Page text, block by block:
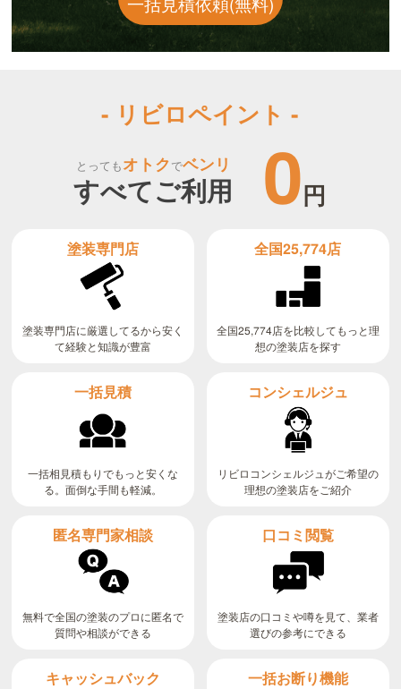
- リビロペイント -
とってもオトクでベンリ
すべてご利用 0円
塗装専門店
塗装専門店に厳選してるから安く
て経験と知識が豊富
全国25,774店
全国25,774店を比較してもっと理
想の塗装店を探す
一括見積
一括相見積もりでもっと安くな
る。面倒な手間も軽減。
コンシェルジュ
リビロコンシェルジュがご希望の
理想の塗装店をご紹介
匿名専門家相談
無料で全国の塗装のプロに匿名で
質問や相談ができる
口コミ閲覧
塗装店の口コミや噂を見て、業者
選びの参考にできる
キャッシュバック 一括お断り機能